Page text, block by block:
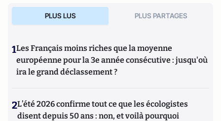
PLUS LUS PLUS PARTAGES
1Les Français moins riches que la moyenne
européenne pour la 3e année consécutive : jusqu'où
ira le grand déclassement ?
2L’été 2026 confirme tout ce que les écologistes
disent depuis 50 ans : non, et voilà pourquoi